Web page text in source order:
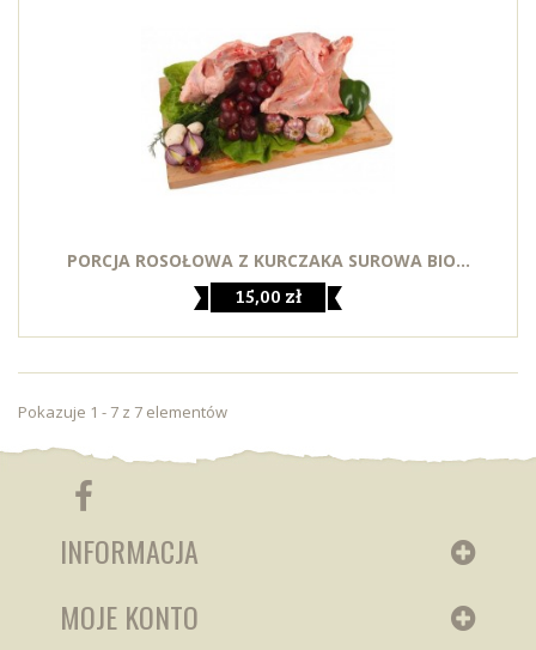
PORCJA ROSOŁOWA Z KURCZAKA SUROWA BIO...
15,00 zł
Pokazuje 1 - 7 z 7 elementów
INFORMACJA
MOJE KONTO